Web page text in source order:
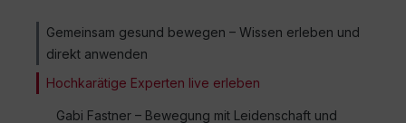
Gemeinsam gesund bewegen – Wissen erleben und
direkt anwenden
Hochkarätige Experten live erleben
Gabi Fastner – Bewegung mit Leidenschaft und